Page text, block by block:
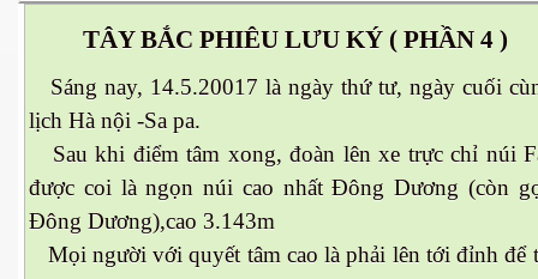
TÂY BẮC PHIÊU LƯU KÝ ( PHẦN 4 )
Sáng nay, 14.5.20017 là ngày thứ tư, ngày cuối
lịch Hà nội -Sa pa.
Sau khi điểm tâm xong, đoàn lên xe trực chỉ núi
được coi là ngọn núi cao nhất Đông Dương (còn
Đông Dương),cao 3.143m
Mọi người với quyết tâm cao là phải lên tới đỉnh để
Bộ xưa